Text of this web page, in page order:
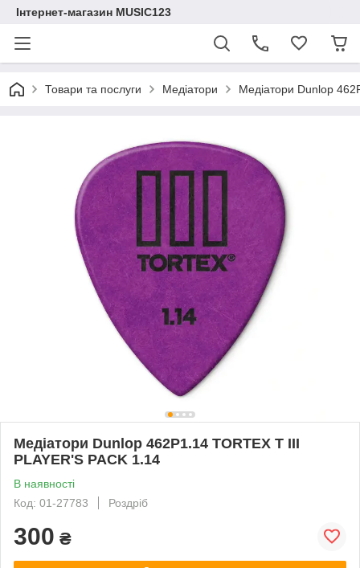
Інтернет-магазин MUSIC123
Товари та послуги Медіатори Медіатори Dunlop
Медіатори Dunlop 462P1.14 TORTEX T III
PLAYER'S PACK 1.14
В наявності
Код: 01-27783
Роздріб
300 ₴